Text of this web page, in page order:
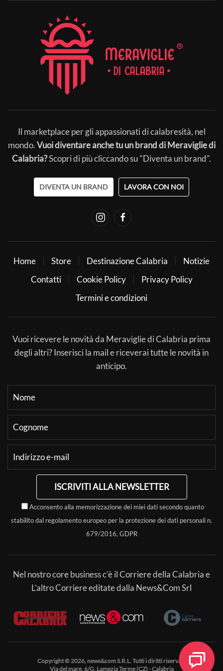
Il marketplace per gli appassionati di calabresità, nel
mondo.Vuoi diventare anche tu un brand di Meraviglie di
Calabria?Scopri di più cliccando su "Diventa un brand".
DIVENTA UN BRAND LAVORA CON NOI
Home Store Destinazione Calabria
Notizie
Contatti
Cookie Policy
Privacy Policy
Termini e condizioni
Vuoi ricevere le novità da Meraviglie di Calabria prima
degli altri? Inserisci la mail e riceverai tutte le novità in
anticipo.
ISCRIVITI ALLA NEWSLETTER
Acconsento alla memorizzazione dei miei dati secondo quanto
stabilito dal regolamento europeo per la protezione dei dati personali n.
679/2016, GDPR
Nel nostro core business c’è il Corriere della Calabria e
L’altro Corriere editate dalla News&Com Srl
Copyright © 2026, news&com S.R.L. Tutti i diritti riservati.
Via del mare, 6/G, Lamezia Terme (CZ) - Calabria